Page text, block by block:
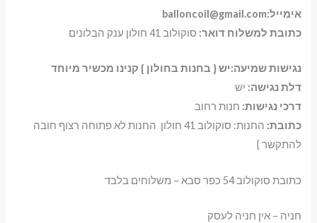
אימייל:balloncoil@gmail.com
כתובת למשלוח דואר: סוקולוב 41 חולון ענק הבלונים
נגישות שמיעה:יש { בחנות בחולון } קנינו מכשיר מיוחד
דלת נגישה: יש
דרכי נגישות: חנות רחוב
כתובת:
החנות: סוקולוב 41 חולון החנות לא פתוחה רצוף חובה
להתקשר }
כתובת סוקולוב 54 כפר סבא – משלוחים בלבד
חניה – אין חניה לעסק